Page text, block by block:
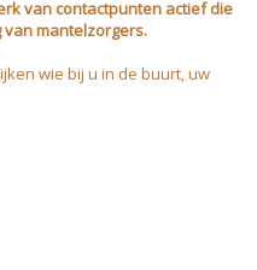
van contactpunten actief die
mantelzorgers.
wie bij u in de buurt, uw